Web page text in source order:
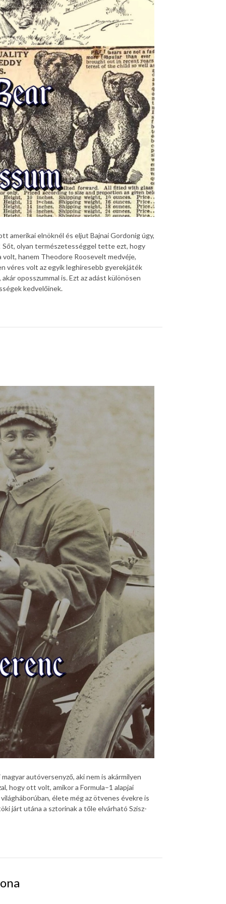
amerikai elnöknél és eljut Bajnai Gordonig úgy,
Sőt, olyan természetességgel tette ezt, hogy
volt, hanem Theodore Roosevelt medvéje,
véres volt az egyik leghíresebb gyerekjáték
oposszummal is. Ezt az adást különösen
kedvelőinek.
autóversenyző, aki nem is akármilyen
hogy ott volt, amikor a Formula–1 alapjai
élete még az ötvenes évekre is
járt utána a sztorinak a tőle elvárható Szisz-